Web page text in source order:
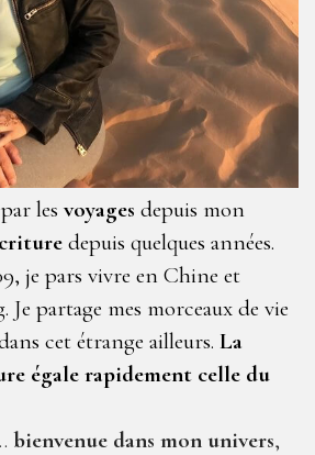
les voyages depuis mon
depuis quelques années.
je pars vivre en Chine et
Je partage mes morceaux de vie
cet étrange ailleurs. La
égale rapidement celle du
bienvenue dans mon univers,